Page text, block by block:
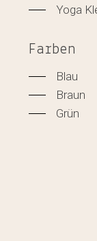
Yoga
Farben
Blau
Braun
Grün